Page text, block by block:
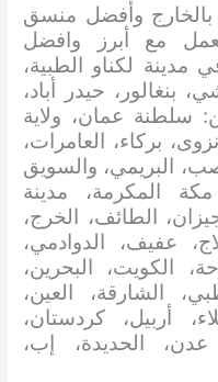
بالخارج وأفضل منسق
مع أبرز وافضل
لكناو الطبية،
بنغالور، حيدر أباد،
سلطنة عمان، ولاية
بركاء، العامرات،
البريمي، والسويق
المكرمة، مدينة
الطائف، الخرج،
عفيف، الدوادمي،
الكويت، البحرين،
الشارقة، العين،
أربيل، كردستان،
عدن، الحديدة، إب،